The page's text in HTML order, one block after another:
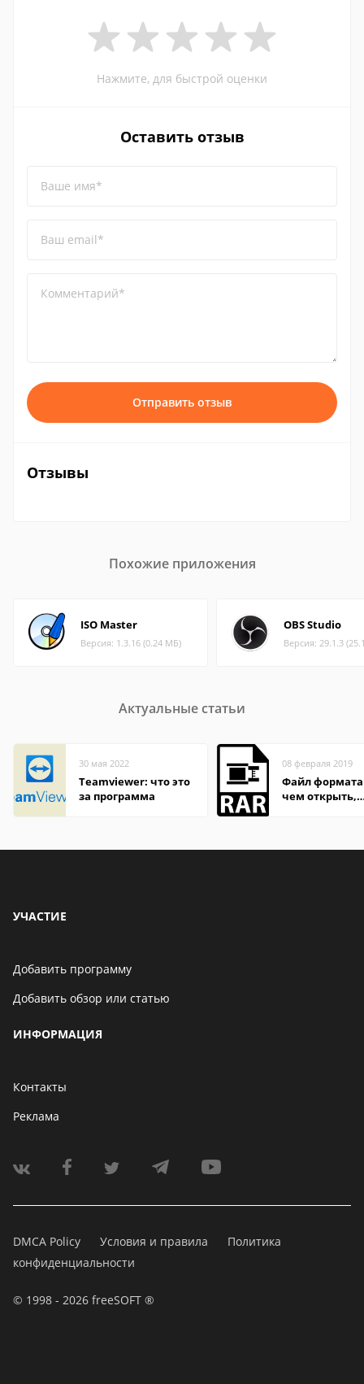
Нажмите, для быстрой оценки
Оставить отзыв
Ваше имя*
Ваш email*
Комментарий*
Отправить отзыв
Отзывы
Похожие приложения
ISO Master
Версия: 1.3.16 (0.24 МБ)
OBS Studio
Версия: 29.1.3
Актуальные статьи
30 мая 2022
Teamviewer: что это
за программа
08 февраля 2019
Файл формата
чем открыть,
УЧАСТИЕ
Добавить программу
Добавить обзор или статью
ИНФОРМАЦИЯ
Контакты
Реклама
DMCA Policy Условия и правила
Политика
конфиденциальности
© 1998 - 2026 freeSOFT ®